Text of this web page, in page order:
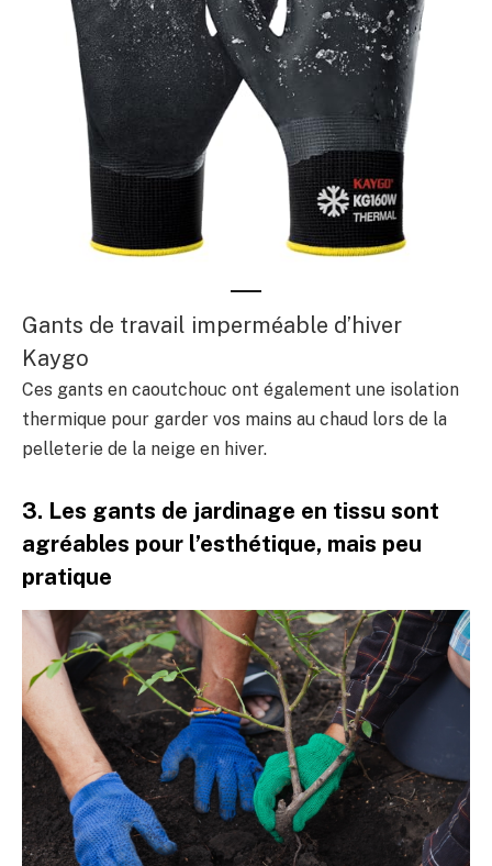
Gants de travail imperméable d’hiver
Kaygo
Ces gants en caoutchouc ont également une isolation
thermique pour garder vos mains au chaud lors de la
pelleterie de la neige en hiver.
3. Les gants de jardinage en tissu sont
agréables pour l’esthétique, mais peu
pratique